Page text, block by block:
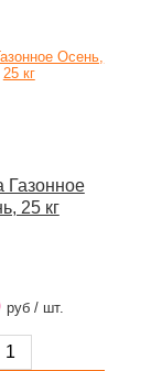
Газонное
25 кг
руб / шт.